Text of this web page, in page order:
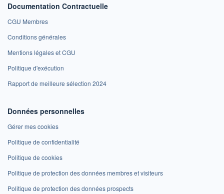
Documentation Contractuelle
CGU Membres
Conditions générales
Mentions légales et CGU
Politique d'exécution
Rapport de meilleure sélection 2024
Données personnelles
Gérer mes cookies
Politique de confidentialité
Politique de cookies
Politique de protection des données membres et visiteurs
Politique de protection des données prospects